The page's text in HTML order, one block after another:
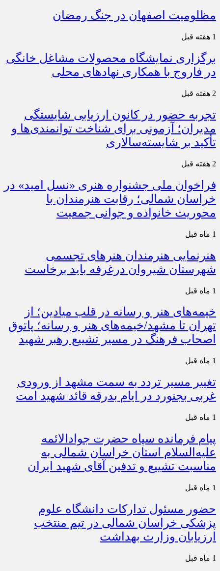
مظلومیت اصفهان در جنگ رمضان
1 هفته قبل
برگزاری نمایشگاه محصولات مشاغل خانگی
در فاروج با همکاری نهادهای محلی
2 هفته قبل
تجربه حضور در کانون ارزیابی شایستگی
مدیران؛ آزمونی برای شناخت توانمندی‌ها و
تأکید بر شایسته‌سالاری
2 هفته قبل
فراخوان ملی جشنواره هنری «نسل امید» در
خراسان شمالی؛ رقابت هنرمندان با
محوریت خانواده و جوانی جمعیت
1 ماه قبل
هنرنمایی هنرمندان هنرهای تجسمی
شهرستان شیروان درغرفه باید برخاست
1 ماه قبل
خیمه‌های هنر و رسانه در قلب میادین؛ از
تهران تا مشهد/خیمه‌های هنر و رسانه؛ پاتوق
اصحاب فرهنگ در مسیر تشییع رهبر شهید
1 ماه قبل
تغییر مسیر تردد به سمت مشهد از ورودی
غربی بجنورد در ایام بدرقه قائد شهید امت
1 ماه قبل
پیام فرمانده سپاه حضرت جوادالائمه
علیه‌السلام استان خراسان شمالی به
مناسبت تشییع و تدفین آقای شهید ایران
1 ماه قبل
حضور مسئول تدارکات دانشگاه علوم
پزشکی خراسان شمالی در تیم منتخب
ارزیابان وزارت بهداشت
1 ماه قبل